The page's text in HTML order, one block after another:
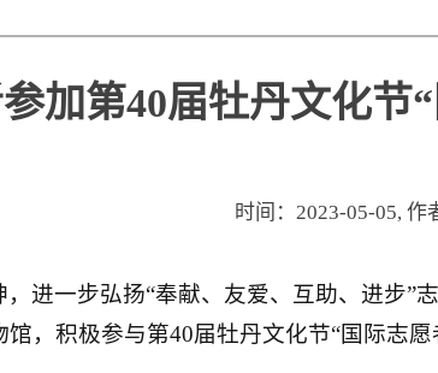
加第40届牡丹文化节
时间：2023-05-05, 作
进一步弘扬“奉献、友爱、互助、进步”
，积极参与第40届牡丹文化节“国际志愿